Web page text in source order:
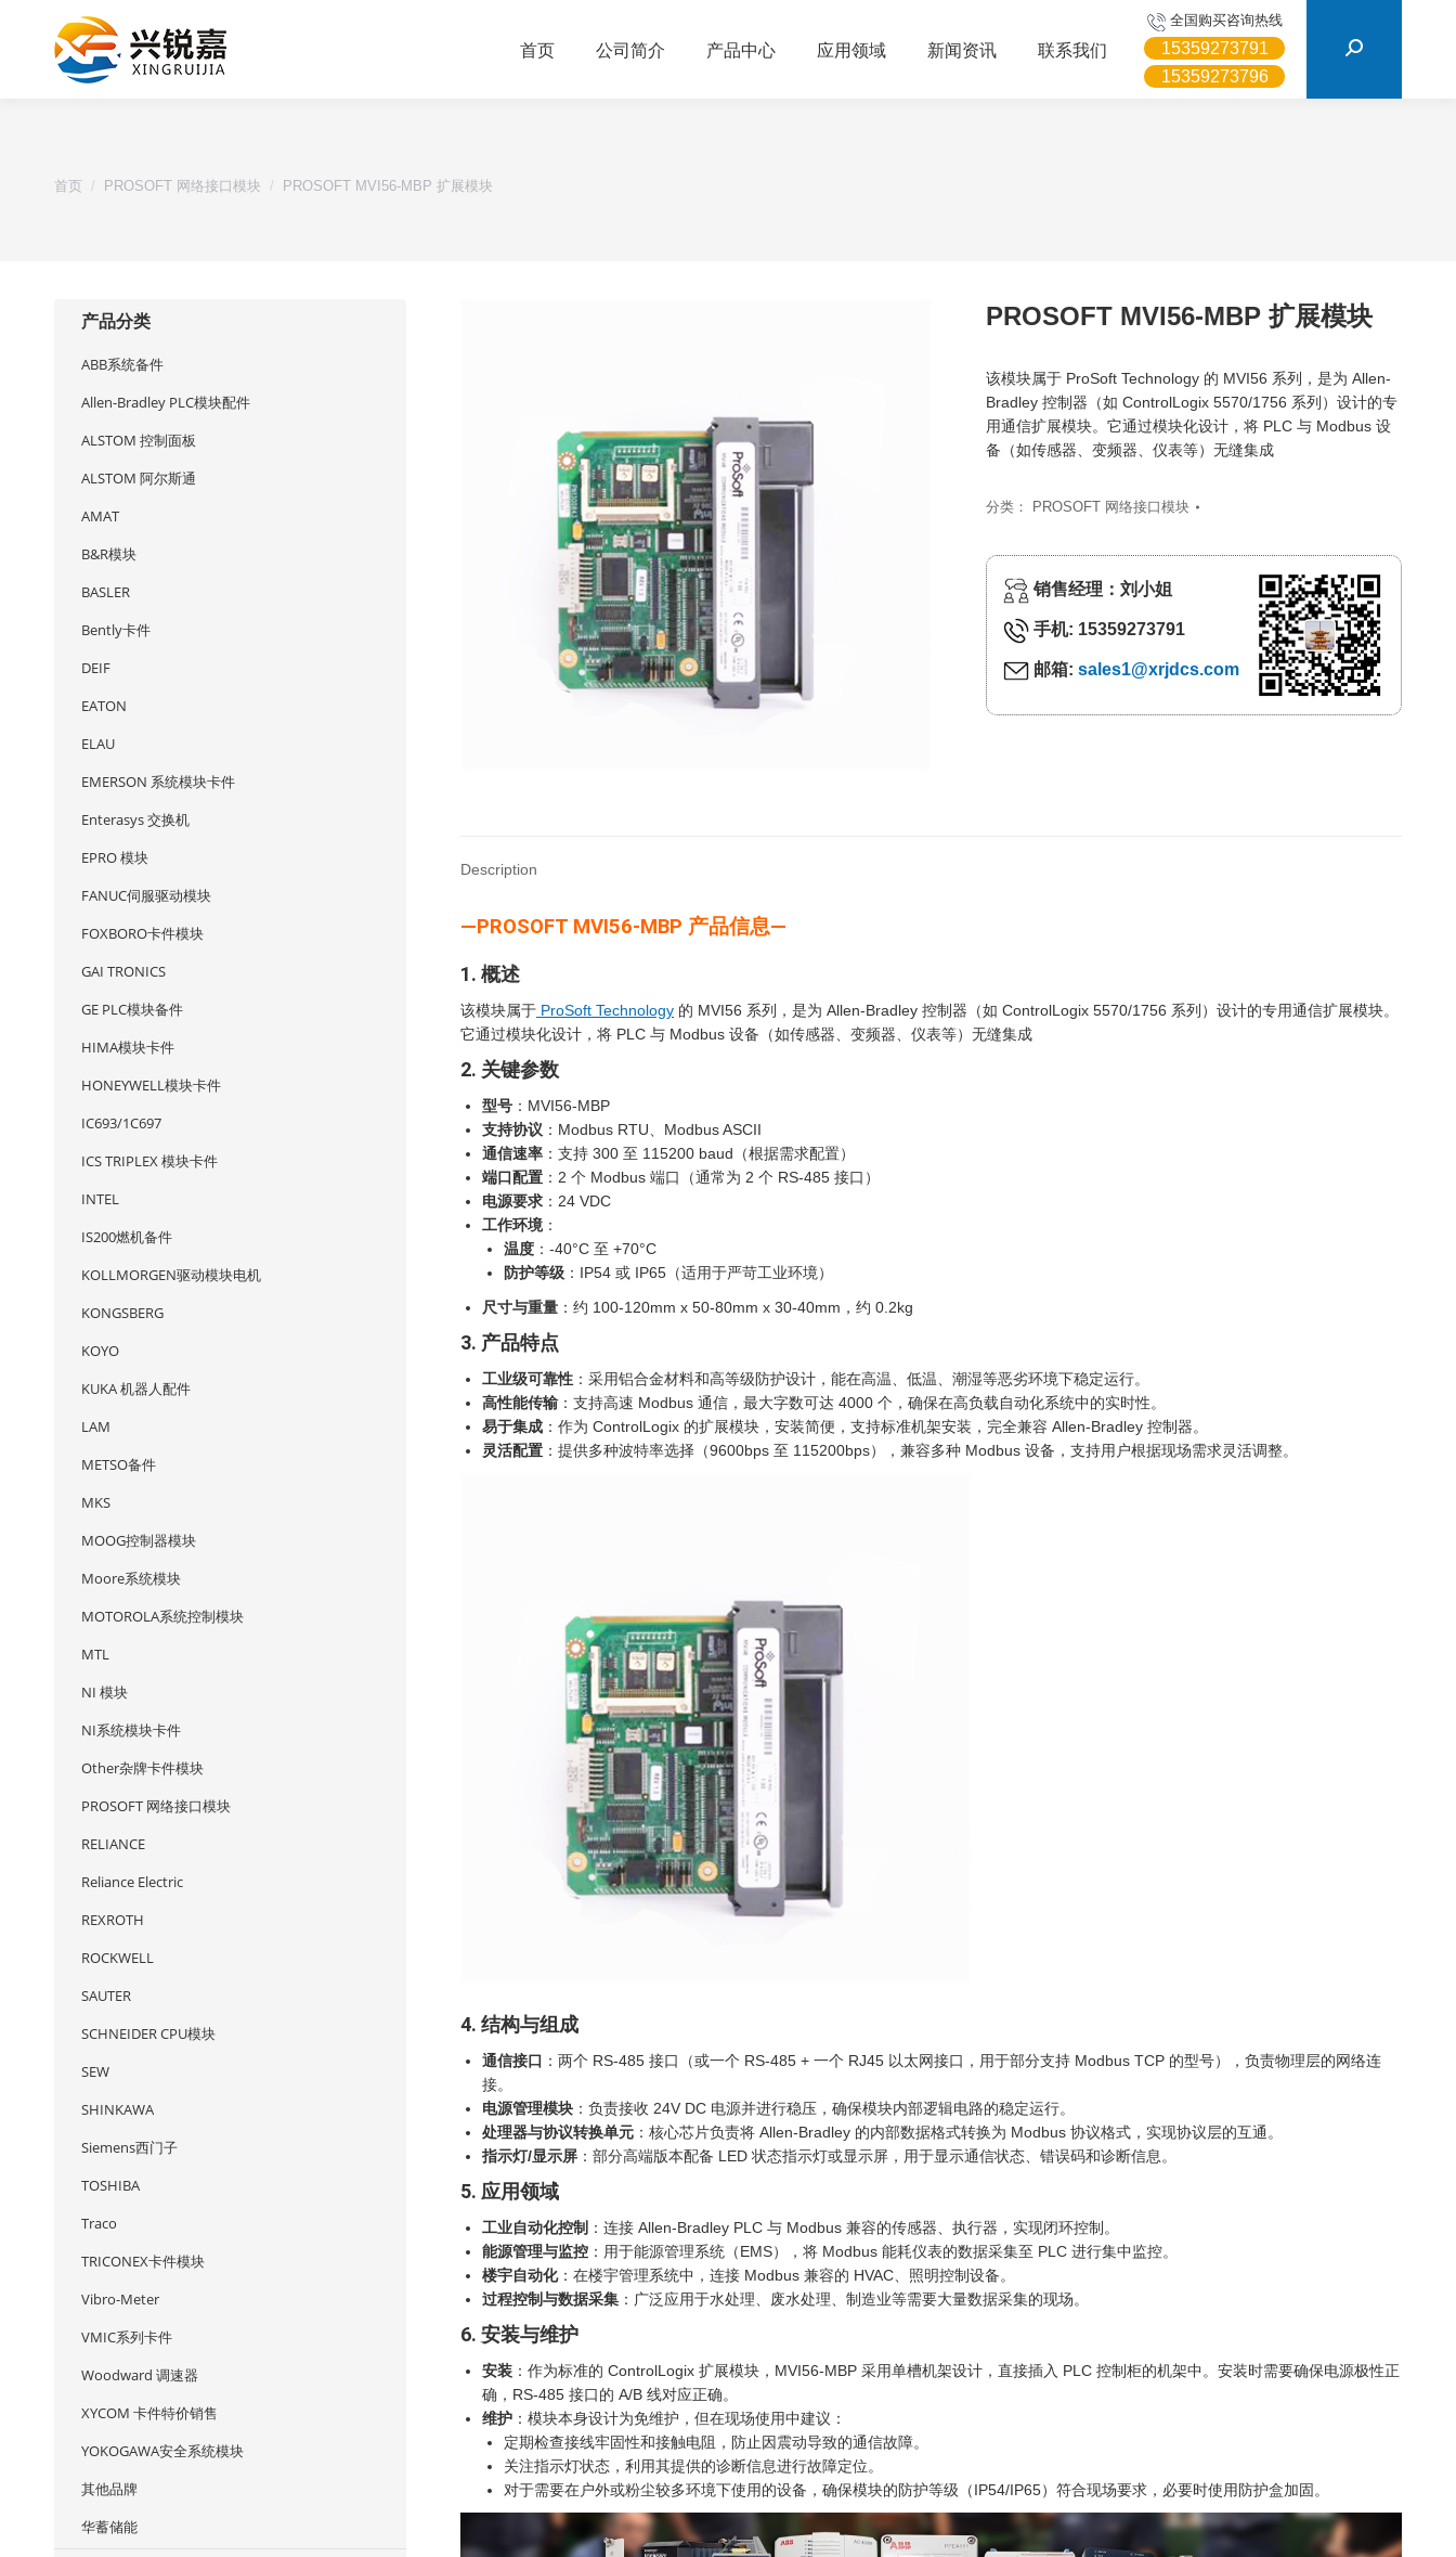
首页 公司简介 产品中心 应用领域 新闻资讯 联系我们
全国购买咨询热线
15359273791
15359273796
首页 PROSOFT 网络接口模块 PROSOFT MVI56-MBP 扩展模块
PROSOFT MVI56-MBP 扩展模块
该模块属于 ProSoft Technology 的 MVI56 系列，是为 Allen-
Bradley 控制器（如 ControlLogix 5570/1756 系列）设计的专
用通信扩展模块。它通过模块化设计，将 PLC 与 Modbus 设
备（如传感器、变频器、仪表等）无缝集成
分类： PROSOFT 网络接口模块
销售经理：刘小姐
手机: 15359273791
邮箱: sales1@xrjdcs.com
Description
—PROSOFT MVI56-MBP 产品信息—
1. 概述
该模块属于 ProSoft Technology 的 MVI56 系列，是为 Allen-Bradley 控制器（如 ControlLogix 5570/1756 系列）设计的专用通信扩展模块。
它通过模块化设计，将 PLC 与 Modbus 设备（如传感器、变频器、仪表等）无缝集成
2. 关键参数
型号 ：MVI56-MBP
支持协议 ：Modbus RTU、Modbus ASCII
通信速率 ：支持 300 至 115200 baud（根据需求配置）
端口配置 ：2 个 Modbus 端口（通常为 2 个 RS-485 接口）
电源要求 ：24 VDC
工作环境 ：
温度 ：-40°C 至 +70°C
防护等级 ：IP54 或 IP65（适用于严苛工业环境）
尺寸与重量 ：约 100-120mm x 50-80mm x 30-40mm，约 0.2kg
3. 产品特点
工业级可靠性 ：采用铝合金材料和高等级防护设计，能在高温、低温、潮湿等恶劣环境下稳定运行。
高性能传输 ：支持高速 Modbus 通信，最大字数可达 4000 个，确保在高负载自动化系统中的实时性。
易于集成 ：作为 ControlLogix 的扩展模块，安装简便，支持标准机架安装，完全兼容 Allen-Bradley 控制器。
灵活配置 ：提供多种波特率选择（9600bps 至 115200bps），兼容多种 Modbus 设备，支持用户根据现场需求灵活调整。
4. 结构与组成
通信接口 ：两个 RS-485 接口（或一个 RS-485 + 一个 RJ45 以太网接口，用于部分支持 Modbus TCP 的型号），负责物理层的网络连
接。
电源管理模块 ：负责接收 24V DC 电源并进行稳压，确保模块内部逻辑电路的稳定运行。
处理器与协议转换单元 ：核心芯片负责将 Allen-Bradley 的内部数据格式转换为 Modbus 协议格式，实现协议层的互通。
指示灯/显示屏 ：部分高端版本配备 LED 状态指示灯或显示屏，用于显示通信状态、错误码和诊断信息。
5. 应用领域
工业自动化控制 ：连接 Allen-Bradley PLC 与 Modbus 兼容的传感器、执行器，实现闭环控制。
能源管理与监控 ：用于能源管理系统（EMS），将 Modbus 能耗仪表的数据采集至 PLC 进行集中监控。
楼宇自动化：在楼宇管理系统中，连接 Modbus 兼容的 HVAC、照明控制设备。
过程控制与数据采集 ：广泛应用于水处理、废水处理、制造业等需要大量数据采集的现场。
6. 安装与维护
安装 ：作为标准的 ControlLogix 扩展模块，MVI56-MBP 采用单槽机架设计，直接插入 PLC 控制柜的机架中。安装时需要确保电源极性正
确，RS-485 接口的 A/B 线对应正确。
维护 ：模块本身设计为免维护，但在现场使用中建议：
定期检查接线牢固性和接触电阻，防止因震动导致的通信故障。
关注指示灯状态，利用其提供的诊断信息进行故障定位。
对于需要在户外或粉尘较多环境下使用的设备，确保模块的防护等级（IP54/IP65）符合现场要求，必要时使用防护盒加固。
产品分类
ABB系统备件
Allen-Bradley PLC模块配件
ALSTOM 控制面板
ALSTOM 阿尔斯通
AMAT
B&R模块
BASLER
Bently卡件
DEIF
EATON
ELAU
EMERSON 系统模块卡件
Enterasys 交换机
EPRO 模块
FANUC伺服驱动模块
FOXBORO卡件模块
GAI TRONICS
GE PLC模块备件
HIMA模块卡件
HONEYWELL模块卡件
IC693/1C697
ICS TRIPLEX 模块卡件
INTEL
IS200燃机备件
KOLLMORGEN驱动模块电机
KONGSBERG
KOYO
KUKA 机器人配件
LAM
METSO备件
MKS
MOOG控制器模块
Moore系统模块
MOTOROLA系统控制模块
MTL
NI 模块
NI系统模块卡件
Other杂牌卡件模块
PROSOFT 网络接口模块
RELIANCE
Reliance Electric
REXROTH
ROCKWELL
SAUTER
SCHNEIDER CPU模块
SEW
SHINKAWA
Siemens西门子
TOSHIBA
Traco
TRICONEX卡件模块
Vibro-Meter
VMIC系列卡件
Woodward 调速器
XYCOM 卡件特价销售
YOKOGAWA安全系统模块
其他品牌
华蓄储能